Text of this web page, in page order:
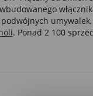
umywalek,
. Ponad 2 100